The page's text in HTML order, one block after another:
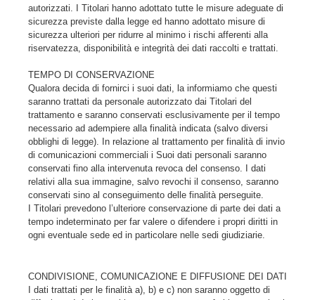
autorizzati. I Titolari hanno adottato tutte le misure adeguate di
sicurezza previste dalla legge ed hanno adottato misure di
sicurezza ulteriori per ridurre al minimo i rischi afferenti alla
riservatezza, disponibilità e integrità dei dati raccolti e trattati.
TEMPO DI CONSERVAZIONE
Qualora decida di fornirci i suoi dati, la informiamo che questi
saranno trattati da personale autorizzato dai Titolari del
trattamento e saranno conservati esclusivamente per il tempo
necessario ad adempiere alla finalità indicata (salvo diversi
obblighi di legge). In relazione al trattamento per finalità di invio
di comunicazioni commerciali i Suoi dati personali saranno
conservati fino alla intervenuta revoca del consenso. I dati
relativi alla sua immagine, salvo revochi il consenso, saranno
conservati sino al conseguimento delle finalità perseguite.
I Titolari prevedono l’ulteriore conservazione di parte dei dati a
tempo indeterminato per far valere o difendere i propri diritti in
ogni eventuale sede ed in particolare nelle sedi giudiziarie.
CONDIVISIONE, COMUNICAZIONE E DIFFUSIONE DEI DATI
I dati trattati per le finalità a), b) e c) non saranno oggetto di